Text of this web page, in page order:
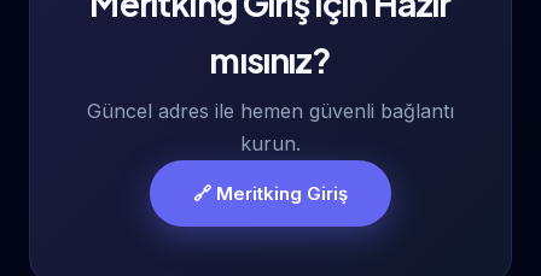
mısınız?
Güncel adres ile hemen güvenli bağlantı
kurun.
🔗 Meritking Giriş